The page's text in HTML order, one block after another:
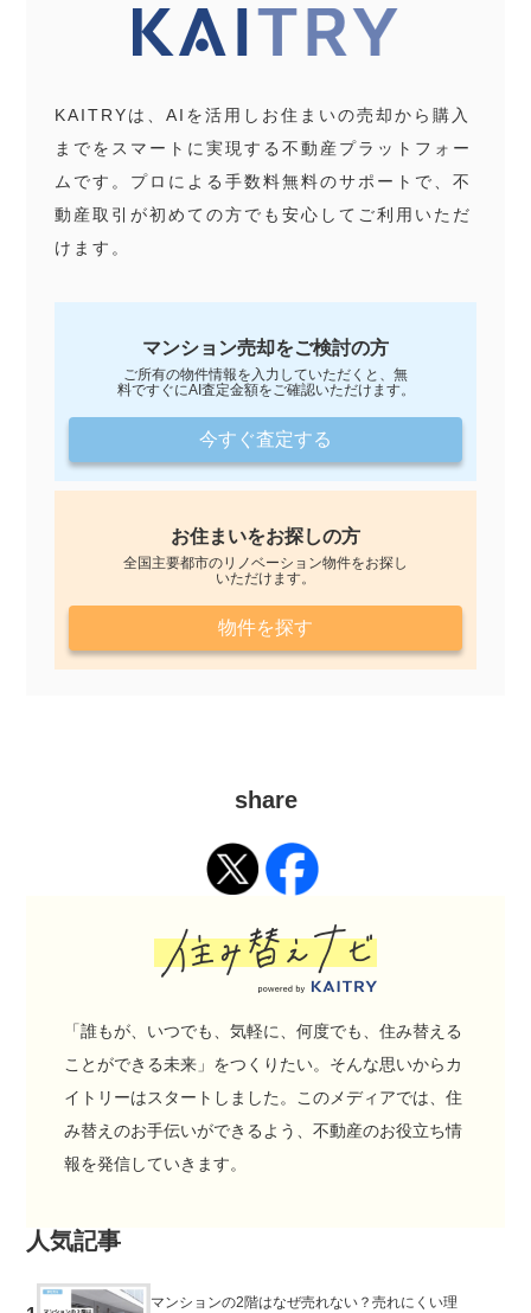
KAITRYは、AIを活用しお住まいの売却から購入
までをスマートに実現する不動産プラットフォー
ムです。プロによる手数料無料のサポートで、不
動産取引が初めての方でも安心してご利用いただ
けます。
マンション売却をご検討の方
ご所有の物件情報を入力していただくと、無
料ですぐにAI査定金額をご確認いただけます。
今すぐ査定する
お住まいをお探しの方
全国主要都市のリノベーション物件をお探し
いただけます。
物件を探す
share
「誰もが、いつでも、気軽に、何度でも、住み替える
ことができる未来」をつくりたい。そんな思いからカ
イトリーはスタートしました。このメディアでは、住
み替えのお手伝いができるよう、不動産のお役立ち情
報を発信していきます。
人気記事
マンションの2階はなぜ売れない？売れにくい理